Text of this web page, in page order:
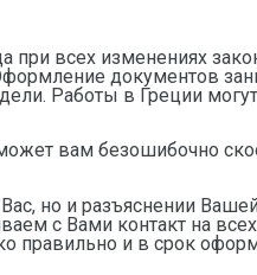
всех изменениях
документов
Работы в Греции
вам безошибочно
но и разъяснении
с Вами контакт на всех
правильно и в срок